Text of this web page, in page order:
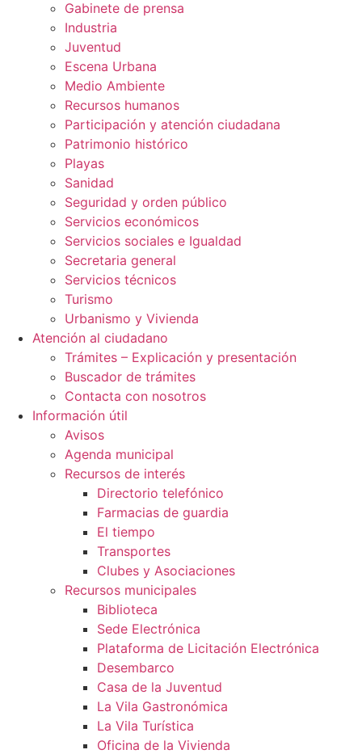
Gabinete de prensa
Industria
Juventud
Escena Urbana
Medio Ambiente
Recursos humanos
Participación y atención ciudadana
Patrimonio histórico
Playas
Sanidad
Seguridad y orden público
Servicios económicos
Servicios sociales e Igualdad
Secretaria general
Servicios técnicos
Turismo
Urbanismo y Vivienda
Atención al ciudadano
Trámites – Explicación y presentación
Buscador de trámites
Contacta con nosotros
Información útil
Avisos
Agenda municipal
Recursos de interés
Directorio telefónico
Farmacias de guardia
El tiempo
Transportes
Clubes y Asociaciones
Recursos municipales
Biblioteca
Sede Electrónica
Plataforma de Licitación Electrónica
Desembarco
Casa de la Juventud
La Vila Gastronómica
La Vila Turística
Oficina de la Vivienda